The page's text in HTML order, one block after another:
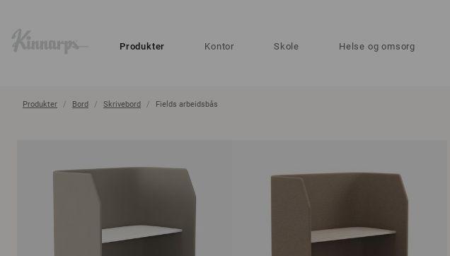
Produkter Kontor Skole Helse og omsorg
Produkter Bord Skrivebord Fields arbeidsbås